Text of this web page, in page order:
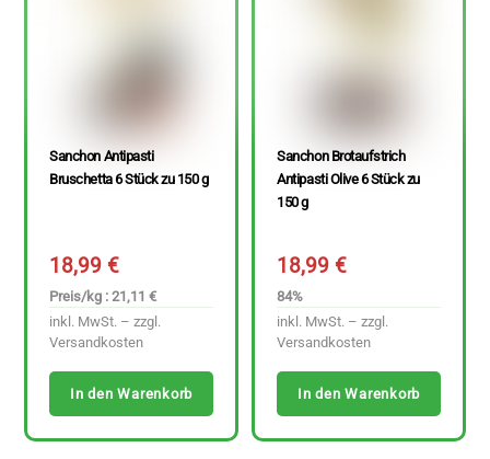
Sanchon Antipasti
Bruschetta 6 Stück zu 150 g
18,99€
Preis/kg : 21,11 €
inkl. MwSt. – zzgl.
Versandkosten
In den Warenkorb
Sanchon Brotaufstrich
Antipasti Olive 6 Stück zu
150 g
18,99€
84%
inkl. MwSt. – zzgl.
Versandkosten
In den Warenkorb